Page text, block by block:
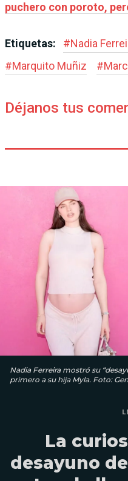
puchero con poroto,
Etiquetas: #Nadia
#Marquito Muñiz #
Déjanos tus
Nadia Ferreira mostró su
primero a su hija Myla. Foto:
La
desayuno